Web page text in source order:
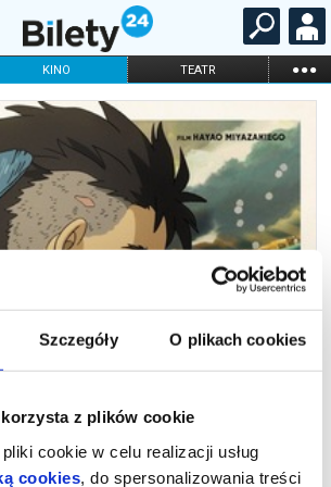
Szczegóły O plikach cookies
z plików cookie
cookie w celu realizacji usług
cookies , do spersonalizowania treści
KINO TEATR ...
OPERA I BALET
ONLINE KARNETY